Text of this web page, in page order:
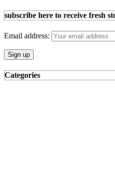
subscribe here to receive fresh
Email address:
Categories